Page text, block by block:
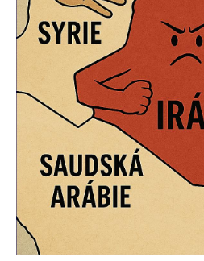
TÉMATA
NEJČTENĚJŠÍ ZA 7 DNÍ
AUTOŘI
PŘÍSPĚVKY NA PROVOZ
SOCIÁLNÍ SÍTĚ
RUBRIKY
PLNÁ VERZE STRÁNEK